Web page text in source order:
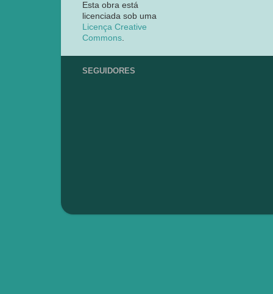
Esta obra está
licenciada sob uma
Licença Creative
Commons.
SEGUIDORES